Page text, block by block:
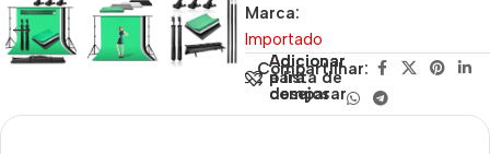
Marca:
Importado
Adicionar
para
comparar
Adicionar
à lista de
desejos
Compartilhar: